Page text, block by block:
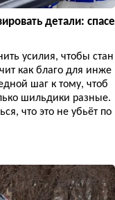
детали: спасе
усилия, чтобы стан
как благо для инже
шаг к тому, чтоб
шильдики разные.
что это не убьёт по